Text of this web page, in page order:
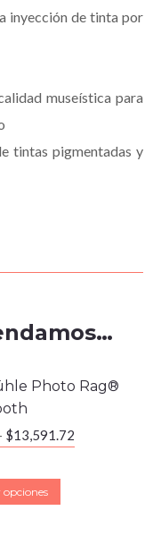
inyección de tinta por
museística para
tintas pigmentadas y
Photo Rag®
$13,591.72
opciones